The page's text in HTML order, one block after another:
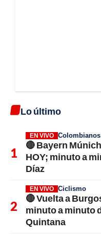
Lo último
EN VIVO
🔴 Bayern
HOY; minuto a
Díaz
EN VIVO Ciclismo
🔴 Vuelta a
minuto a minuto
Quintana